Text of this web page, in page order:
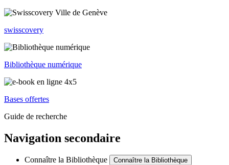
swisscovery
Bibliothèque numérique
Bases offertes
Guide de recherche
Navigation secondaire
Connaître la Bibliothèque Connaître la Bibliothèque